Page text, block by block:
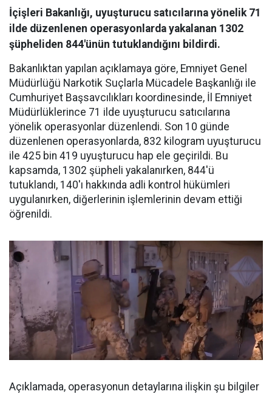
İçişleri Bakanlığı, uyuşturucu satıcılarına yönelik 71
ilde düzenlenen operasyonlarda yakalanan 1302
şüpheliden 844'ünün tutuklandığını bildirdi.
Bakanlıktan yapılan açıklamaya göre, Emniyet Genel
Müdürlüğü Narkotik Suçlarla Mücadele Başkanlığı ile
Cumhuriyet Başsavcılıkları koordinesinde, İl Emniyet
Müdürlüklerince 71 ilde uyuşturucu satıcılarına
yönelik operasyonlar düzenlendi. Son 10 günde
düzenlenen operasyonlarda, 832 kilogram uyuşturucu
ile 425 bin 419 uyuşturucu hap ele geçirildi. Bu
kapsamda, 1302 şüpheli yakalanırken, 844'ü
tutuklandı, 140'ı hakkında adli kontrol hükümleri
uygulanırken, diğerlerinin işlemlerinin devam ettiği
öğrenildi.
Açıklamada, operasyonun detaylarına ilişkin şu bilgiler